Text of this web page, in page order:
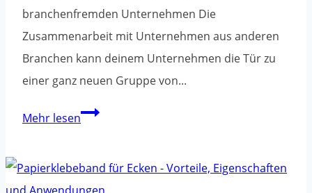
branchenfremden Unternehmen Die
Zusammenarbeit mit Unternehmen aus anderen
Branchen kann deinem Unternehmen die Tür zu
einer ganz neuen Gruppe von...
Mehr lesen5